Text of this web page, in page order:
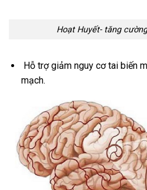
Hoạt Huyết- tăng
Hỗ trợ giảm nguy cơ tai biến
mạch.